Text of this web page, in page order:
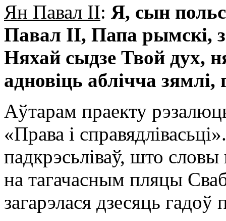
Ян Павал ІІ: Я, сын
Павал ІІ, Папа рымскі,
Няхай сыдзе Твой дух,
адновіць аблічча зямлі,
Аўтарам праекту
«Права і
падкрэсьліваў, што
на тагачасным пляцы
загарэлася дзесяць гадоў